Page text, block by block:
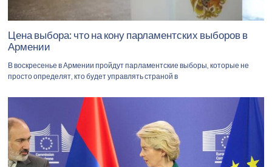
Цена выбора: что на кону парламентских выборов в
Армении
В воскресенье в Армении пройдут парламентские выборы, которые не
просто определят, кто будет управлять страной в